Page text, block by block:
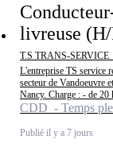
livreuse
T.S TRANS-SERVICE
L'entreprise TS service
secteur de Vandoeuvre
Nancy. Charge : - de 20
CDD - Temps
Publié il y a 7 jours